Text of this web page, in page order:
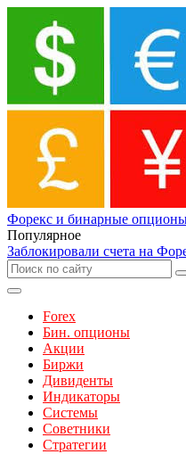
Форекс и бинарные
Популярное
Заблокировали счета на
Forex
Бин. опционы
Акции
Биржи
Дивиденты
Индикаторы
Системы
Советники
Стратегии